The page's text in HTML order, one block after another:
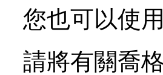
您也可以使用
請將有關喬